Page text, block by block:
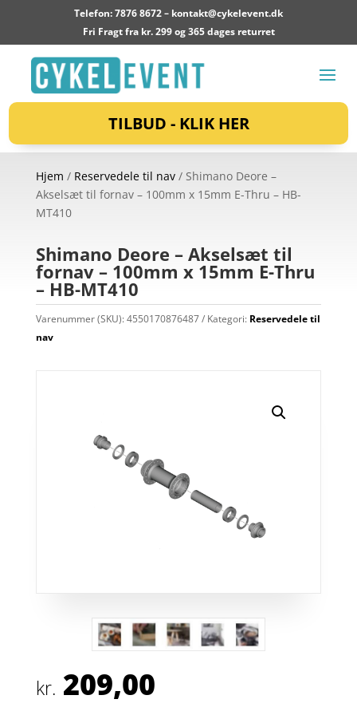
Telefon: 7876 8672 – kontakt@cykelevent.dk
Fri Fragt fra kr. 299 og 365 dages returret
TILBUD - KLIK HER
Hjem / Reservedele til nav/ Shimano Deore –
Akselsæt til fornav – 100mm x 15mm E-Thru – HB-
MT410
Shimano Deore – Akselsæt til
fornav – 100mm x 15mm E-Thru
– HB-MT410
Varenummer (SKU):4550170876487 Kategori: Reservedele til
nav
kr. 209,00